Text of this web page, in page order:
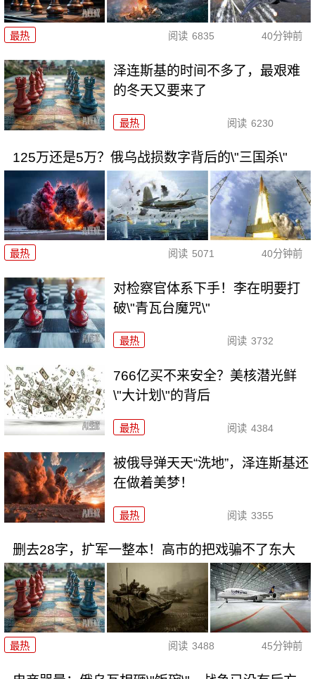
最热 阅读 6835 40分钟前
泽连斯基的时间不多了，最艰难
的冬天又要来了
最热 阅读 6230
125万还是5万？俄乌战损数字背后的\"三国杀\"
最热 阅读 5071 40分钟前
对检察官体系下手！李在明要打
破\"青瓦台魔咒\"
最热 阅读 3732
766亿买不来安全？美核潜光鲜
\"大计划\"的背后
最热 阅读 4384
被俄导弹天天“洗地”，泽连斯基还
在做着美梦！
最热 阅读 3355
删去28字，扩军一整本！高市的把戏骗不了东大
最热 阅读 3488 45分钟前